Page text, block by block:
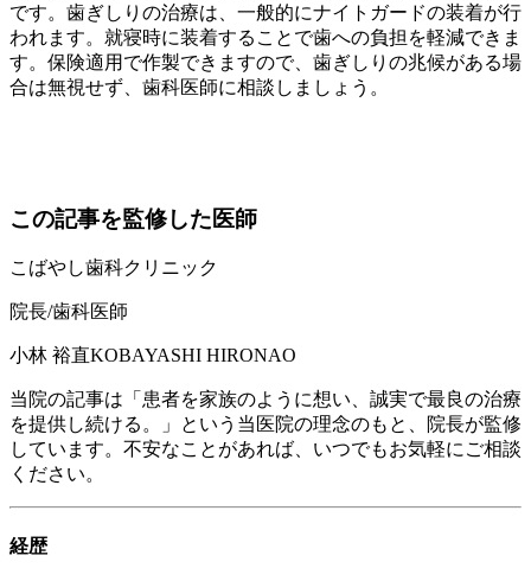
です。歯ぎしりの治療は、一般的にナイトガードの装着が行
われます。就寝時に装着することで歯への負担を軽減できま
す。保険適用で作製できますので、歯ぎしりの兆候がある場
合は無視せず、歯科医師に相談しましょう。
この記事を監修した医師
こばやし歯科クリニック
院長/歯科医師
小林 裕直KOBAYASHI HIRONAO
当院の記事は「患者を家族のように想い、誠実で最良の治療
を提供し続ける。」という当医院の理念のもと、院長が監修
しています。不安なことがあれば、いつでもお気軽にご相談
ください。
経歴